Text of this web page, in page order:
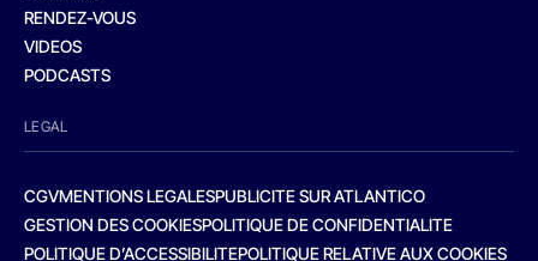
RENDEZ-VOUS
VIDEOS
PODCASTS
LEGAL
CGVMENTIONS LEGALESPUBLICITE SUR ATLANTICO
GESTION DES COOKIESPOLITIQUE DE CONFIDENTIALITE
POLITIQUE D’ACCESSIBILITEPOLITIQUE RELATIVE AUX COOKIES